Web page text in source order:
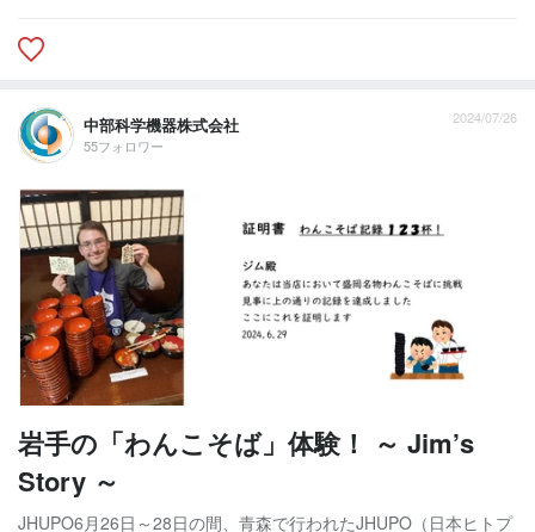
中部科学機器株式会社
55フォロワー
2024/07/26
岩手の「わんこそば」体験！ ～ Jim’s
Story ～
JHUPO6月26日～28日の間、青森で行われたJHUPO（日本ヒトプ